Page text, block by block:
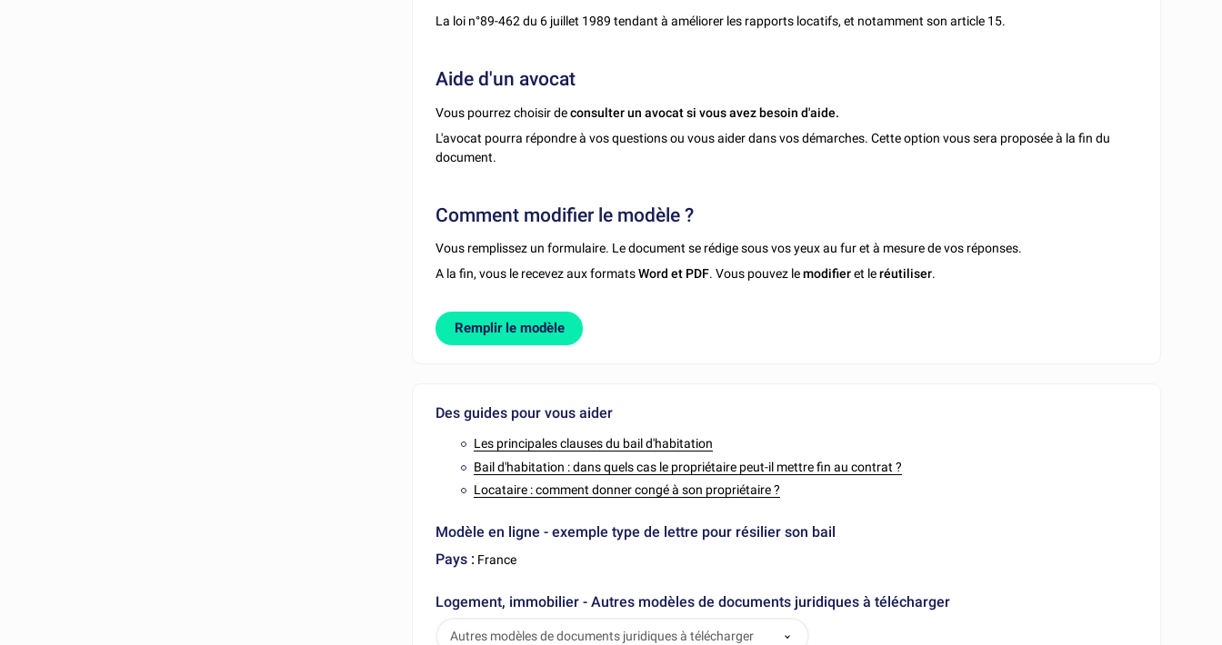
La loi n°89-462 du 6 juillet 1989 tendant à améliorer les rapports locatifs, et notamment son article 15.
Aide d'un avocat
Vous pourrez choisir deconsulter un avocat si vous avez besoin d'aide.
L'avocat pourra répondre à vos questions ou vous aider dans vos démarches. Cette option vous sera proposée à la fin du
document.
Comment modifier le modèle ?
Vous remplissez un formulaire. Le document se rédige sous vos yeux au fur et à mesure de vos réponses.
A la fin, vous le recevez aux formatsWord et PDF. Vous pouvez lemodifieret leréutiliser.
Remplir le modèle
Des guides pour vous aider
Les principales clauses du bail d'habitation
Bail d'habitation : dans quels cas le propriétaire peut-il mettre fin au contrat ?
Locataire : comment donner congé à son propriétaire ?
Modèle en ligne - exemple type de lettre pour résilier son bail
Pays : France
Logement, immobilier - Autres modèles de documents juridiques à télécharger
Autres modèles de documents juridiques à télécharger